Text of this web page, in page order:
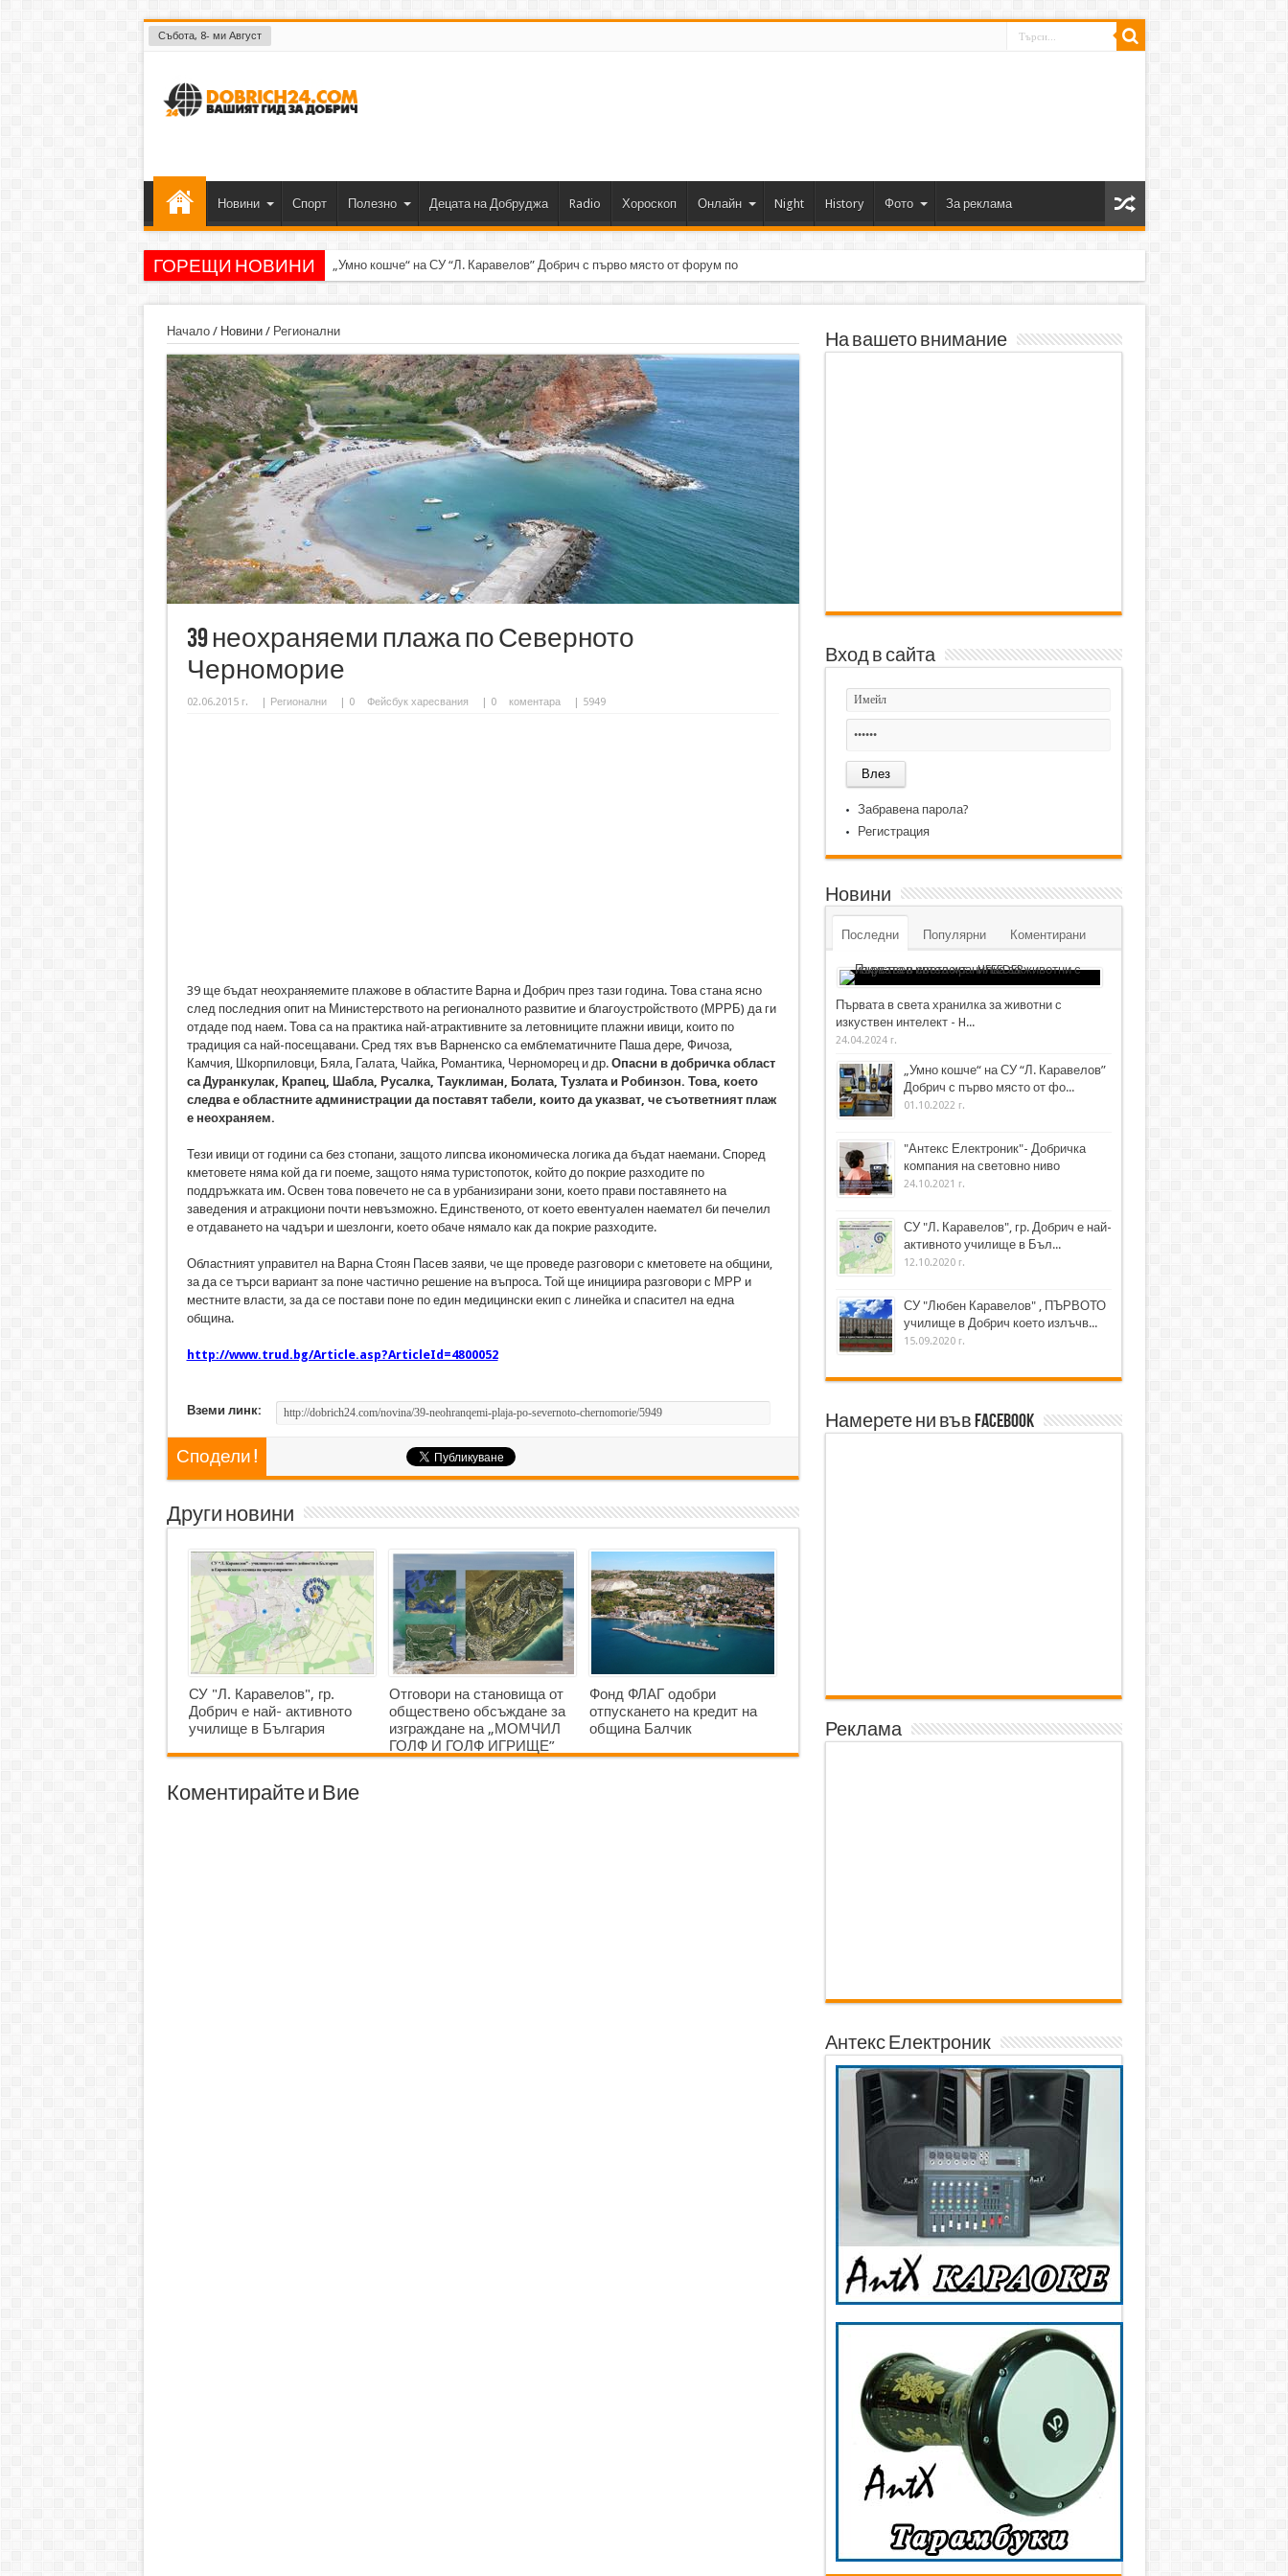
Събота, 8- ми Август
Новини Спорт Полезно Децата на Добруджа Radio Хороскоп Онлайн Night History Фото За реклама
ГОРЕЩИ НОВИНИ „Умно кошче“ на СУ “Л. Каравелов” Добрич с първо място от форум по роботика
Начало/ Новини/ Регионални
39 неохраняеми плажа по Северното
Черноморие
02.06.2015 г. | Регионални | 0 Фейсбук харесвания | 0 коментара | 5949
39 ще бъдат неохраняемите плажове в областите Варна и Добрич през тази година. Това стана ясно
след последния опит на Министерството на регионалното развитие и благоустройството (МРРБ) да ги
отдаде под наем. Това са на практика най-атрактивните за летовниците плажни ивици, които по
традиция са най-посещавани. Сред тях във Варненско са емблематичните Паша дере, Фичоза,
Камчия, Шкорпиловци, Бяла, Галата, Чайка, Романтика, Черноморец и др.Опасни в добричка област
са Дуранкулак, Крапец, Шабла, Русалка, Тауклиман, Болата, Тузлата и Робинзон. Това, което
следва е областните администрации да поставят табели, които да указват, че съответният плаж
е неохраняем.
Тези ивици от години са без стопани, защото липсва икономическа логика да бъдат наемани. Според
кметовете няма кой да ги поеме, защото няма туристопоток, който до покрие разходите по
поддръжката им. Освен това повечето не са в урбанизирани зони, което прави поставянето на
заведения и атракциони почти невъзможно. Единственото, от което евентуален наемател би печелил
е отдаването на чадъри и шезлонги, което обаче нямало как да покрие разходите.
Областният управител на Варна Стоян Пасев заяви, че ще проведе разговори с кметовете на общини,
за да се търси вариант за поне частично решение на въпроса. Той ще инициира разговори с МРР и
местните власти, за да се постави поне по един медицински екип с линейка и спасител на една
община.
http://www.trud.bg/Article.asp?ArticleId=4800052
Вземи линк:
Сподели !
Други новини
СУ "Л. Каравелов", гр.
Добрич е най- активното
училище в България
Отговори на становища от
обществено обсъждане за
изграждане на „МОМЧИЛ
ГОЛФ И ГОЛФ ИГРИЩЕ”
Фонд ФЛАГ одобри
отпускането на кредит на
община Балчик
Коментирайте и Вие
На вашето внимание
Вход в сайта
Забравена парола?
Регистрация
Новини
Последни Популярни Коментирани
Първата в света хранилка за животни с
изкуствен интелект - H...
24.04.2024 г.
„Умно кошче“ на СУ “Л. Каравелов”
Добрич с първо място от фо...
01.10.2022 г.
"Антекс Електроник"- Добричка
компания на световно ниво
24.10.2021 г.
СУ "Л. Каравелов", гр. Добрич е най-
активното училище в Бъл...
12.10.2020 г.
СУ "Любен Каравелов" , ПЪРВОТО
училище в Добрич което излъчв...
15.09.2020 г.
Намерете ни във Facebook
Реклама
Антекс Електроник